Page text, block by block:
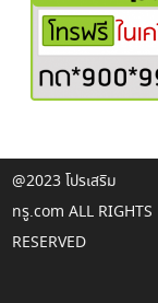
@2023 โปรเสริม
ทรู.com ALL RIGHTS
RESERVED